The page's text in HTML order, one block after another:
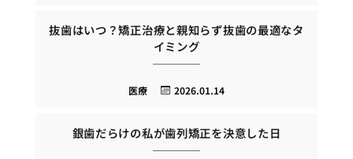
抜歯はいつ？矯正治療と親知らず抜歯の最適なタ
イミング
2026.01.14
医療
銀歯だらけの私が歯列矯正を決意した日